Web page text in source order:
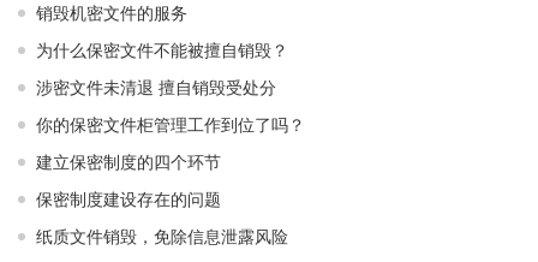
销毁机密文件的服务
为什么保密文件不能被擅自销毁？
涉密文件未清退 擅自销毁受处分
你的保密文件柜管理工作到位了吗？
建立保密制度的四个环节
保密制度建设存在的问题
纸质文件销毁，免除信息泄露风险